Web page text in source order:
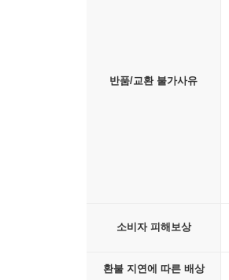
반품/교환 불가사유
소비자 피해보상
환불 지연에 따른 배상